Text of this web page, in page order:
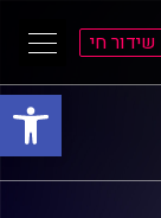
פתח
שידור חי